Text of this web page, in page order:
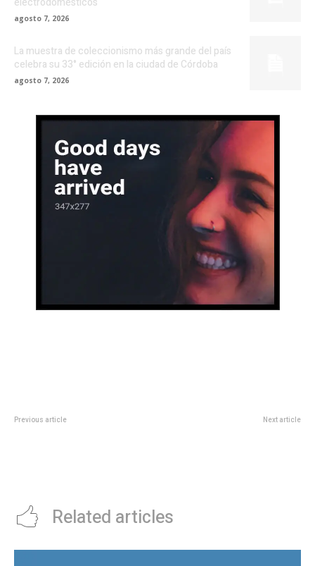
agosto 7, 2026
La muestra de coleccionismo más grande del país
celebra su 33° edición en la ciudad de Córdoba
agosto 7, 2026
Previous article Next article
Related articles